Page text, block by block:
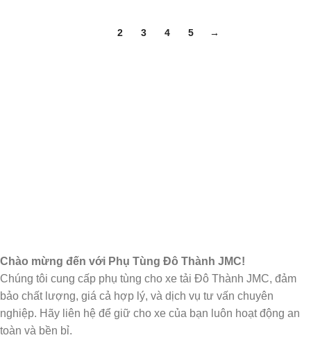
2 3 4 5 →
Chào mừng đến với Phụ Tùng Đô Thành JMC!
Chúng tôi cung cấp phụ tùng cho xe tải Đô Thành JMC, đảm
bảo chất lượng, giá cả hợp lý, và dịch vụ tư vấn chuyên
nghiệp. Hãy liên hệ để giữ cho xe của bạn luôn hoạt động an
toàn và bền bỉ.